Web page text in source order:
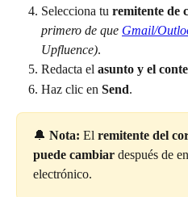
Selecciona tu remitente de
primero de que Gmail/
Upfluence).
Redacta el asunto y el
Haz clic en Send.
🔔 Nota: El remitente del
puede cambiar después de
electrónico.